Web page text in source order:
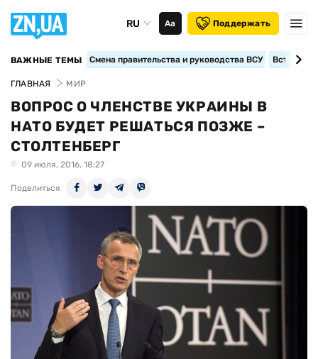
RU Аа Поддержать
ВАЖНЫЕ ТЕМЫ Смена правительства и руководства ВСУ
ГЛАВНАЯ МИР
ВОПРОС О ЧЛЕНСТВЕ УКРАИНЫ В
НАТО БУДЕТ РЕШАТЬСЯ ПОЗЖЕ –
СТОЛТЕНБЕРГ
09 июля, 2016, 18:27
Поделиться